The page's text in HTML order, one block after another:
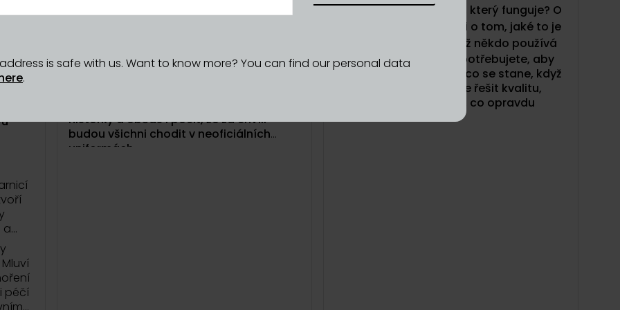
a
k
a
péčí
každém metru prostoru
historky a občas i pocit, že za chvíli
budou všichni chodit v neoficiálních
uniformách.
54: Jak postavit šatník, který funguje? O
značce Taupe, tencelu i o tom, jaké to je
zjistit, že stejný název už někdo používá
Kolik oblečení vlastně potřebujete, aby
váš šatník fungoval? A co se stane, když
místo množství začnete řešit kvalitu,
kombinovatelnost a to, co opravdu
is safe with us. Want to know more? You can find our personal data
.